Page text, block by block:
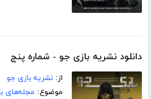
دانلود نشریه بازی جو - شماره پنج
از:نشریه بازی جو
موضوع: مجله‌های